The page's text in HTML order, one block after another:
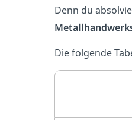
Denn du
Die folgende